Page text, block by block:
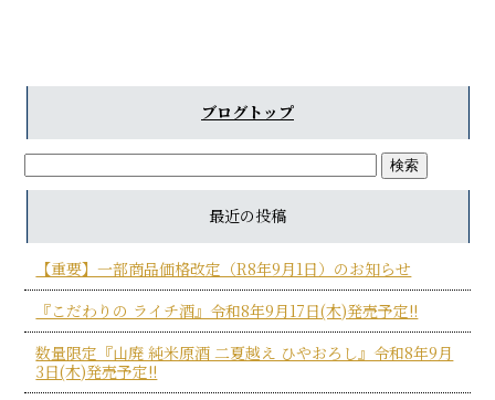
ブログトップ
最近の投稿
【重要】一部商品価格改定（R8年9月1日）のお知らせ
『こだわりの ライチ酒』令和8年9月17日(木)発売予定!!
数量限定『山廃 純米原酒 二夏越え ひやおろし』令和8年9月
3日(木)発売予定!!